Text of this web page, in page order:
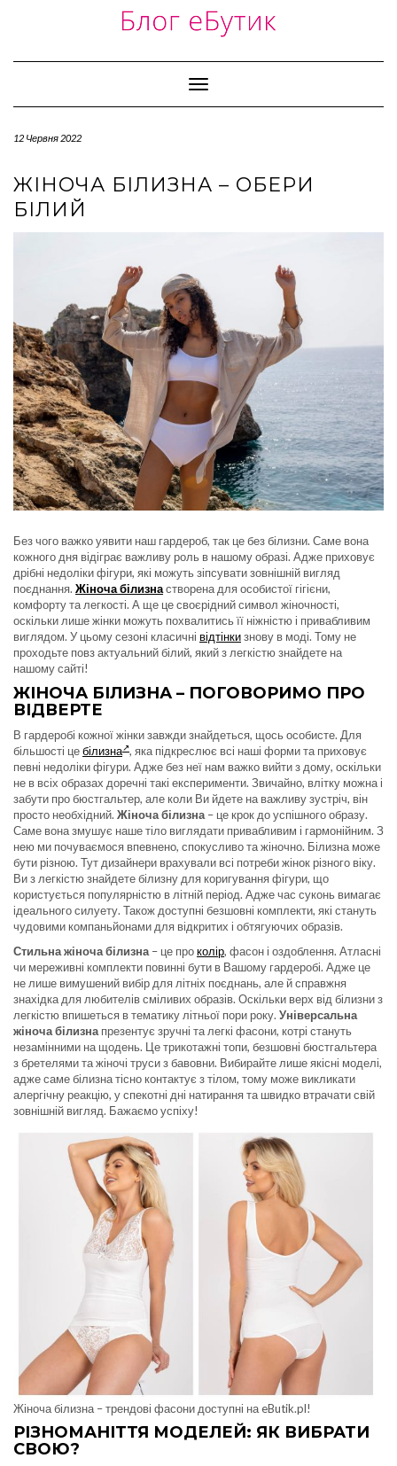
Toggle
Navigation
12 Червня 2022
ЖІНОЧА БІЛИЗНА – ОБЕРИ
БІЛИЙ
Без чого важко уявити наш гардероб, так це без білизни. Саме вона
кожного дня відіграє важливу роль в нашому образі. Адже приховує
дрібні недоліки фігури, які можуть зіпсувати зовнішній вигляд
поєднання. Жіноча білизнастворена для особистої гігієни,
комфорту та легкості. А ще це своєрідний символ жіночності,
оскільки лише жінки можуть похвалитись її ніжністю і привабливим
виглядом. У цьому сезоні класичні відтінкизнову в моді. Тому не
проходьте повз актуальний білий, який з легкістю знайдете на
нашому сайті!
ЖІНОЧА БІЛИЗНА – ПОГОВОРИМО ПРО
ВІДВЕРТЕ
В гардеробі кожної жінки завжди знайдеться, щось особисте. Для
більшості цебілизна , яка підкреслює всі наші форми та приховує
певні недоліки фігури. Адже без неї нам важко вийти з дому, оскільки
не в всіх образах доречні такі експерименти. Звичайно, влітку можна і
забути про бюстгальтер, але коли Ви йдете на важливу зустріч, він
просто необхідний. Жіноча білизна – це крок до успішного образу.
Саме вона змушує наше тіло виглядати привабливим і гармонійним. З
нею ми почуваємося впевнено, спокусливо та жіночно. Білизна може
бути різною. Тут дизайнери врахували всі потреби жінок різного віку.
Ви з легкістю знайдете білизну для коригування фігури, що
користується популярністю в літній період. Адже час суконь вимагає
ідеального силуету. Також доступні безшовні комплекти, які стануть
чудовими компаньйонами для відкритих і обтягуючих образів.
Стильна жіноча білизна – це проколір, фасон і оздоблення. Атласні
чи мереживні комплекти повинні бути в Вашому гардеробі. Адже це
не лише вимушений вибір для літніх поєднань, але й справжня
знахідка для любителів сміливих образів. Оскільки верх від білизни з
легкістю впишеться в тематику літньої пори року. Універсальна
жіноча білизна презентує зручні та легкі фасони, котрі стануть
незамінними на щодень. Це трикотажні топи, безшовні бюстгальтера
з бретелями та жіночі труси з бавовни. Вибирайте лише якісні моделі,
адже саме білизна тісно контактує з тілом, тому може викликати
алергічну реакцію, у спекотні дні натирання та швидко втрачати свій
зовнішній вигляд. Бажаємо успіху!
Жіноча білизна – трендові фасони доступні на eButik.pl!
РІЗНОМАНІТТЯ МОДЕЛЕЙ: ЯК ВИБРАТИ
СВОЮ?